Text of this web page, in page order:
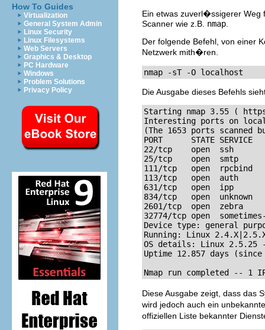
How To Guides
Virtualization
General System Admin
Linux Security
Linux Filesystems
Web Servers
Graphics & Desktop
PC Hardware
Windows
Problem Solutions
Privacy Policy
Ein etwas zuverl�ssigerer
Scanner wie z.B. nmap
Der folgende Befehl, von einer
Netzwerk mith�ren.
nmap -sT -O localhost
Die Ausgabe dieses Befehls
Starting nmap 3.55 (
Interesting ports on
(The 1653 ports scanned
PORT      STATE SERVICE
22/tcp    open  ssh
25/tcp    open  smtp
111/tcp   open  rpcbind
113/tcp   open  auth
631/tcp   open  ipp
834/tcp   open  unknown
2601/tcp  open  zebra
32774/tcp open
Device type: general
Running: Linux
OS details: Linux 2.5.25
Uptime 12.857 days
Nmap run completed -- 1
Diese Ausgabe zeigt, dass das
wird jedoch auch ein
offiziellen Liste bekannter